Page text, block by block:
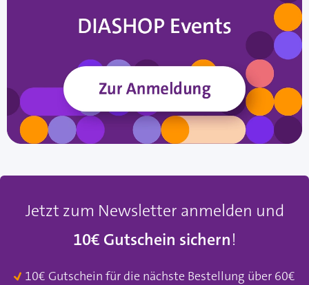
Jetzt zum Newsletter anmelden und
10€ Gutschein sichern!
10€ Gutschein für die nächste Bestellung über 60€